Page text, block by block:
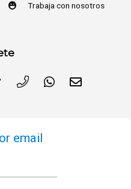
Trabaja con nosotros
email